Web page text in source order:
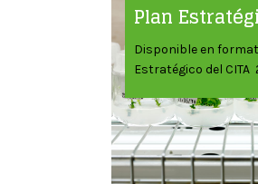
Plan
Disponible en
Estratégico del CITA